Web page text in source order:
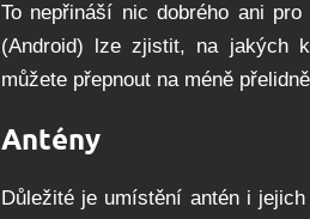
To nepřináší nic dobrého ani
(Android) lze zjistit, na jakých
můžete přepnout na méně
Antény
Důležité je umístění antén i